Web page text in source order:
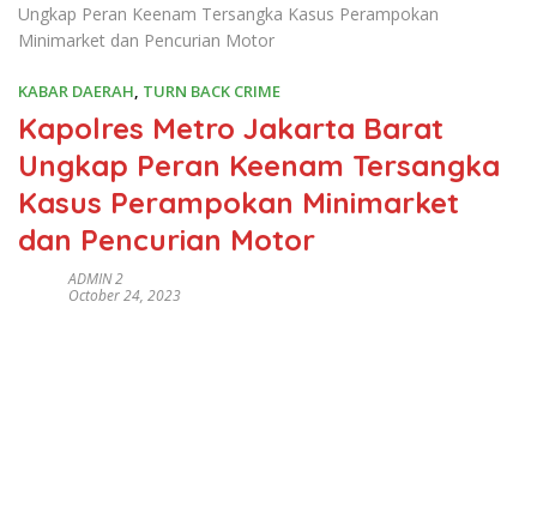
Ungkap Peran Keenam Tersangka Kasus Perampokan
Minimarket dan Pencurian Motor
KABAR DAERAH, TURN BACK CRIME
Kapolres Metro Jakarta Barat
Ungkap Peran Keenam Tersangka
Kasus Perampokan Minimarket
dan Pencurian Motor
ADMIN 2
October 24, 2023